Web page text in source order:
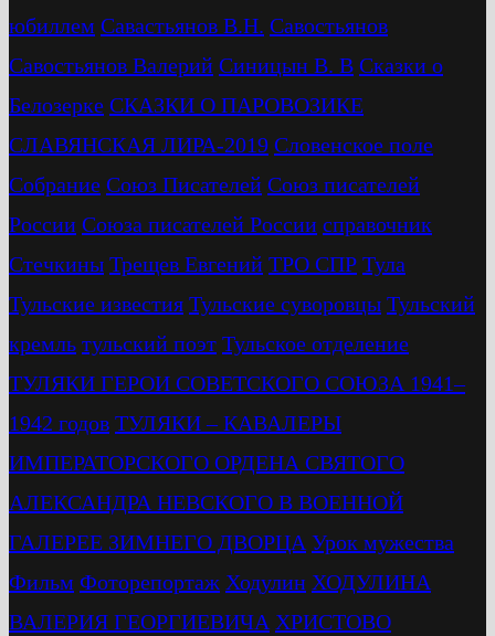
юбиллем Савастьянов В.Н. Савостьянов
Савостьянов Валерий Синицын В. В Сказки о
Белозерке СКАЗКИ О ПАРОВОЗИКЕ
СЛАВЯНСКАЯ ЛИРА-2019 Словенское поле
Собрание Союз Писателей Союз писателей
России Союза писателей России справочник
Стечкины Трещев Евгений ТРО СПР Тула
Тульские известия Тульские суворовцы Тульский
кремль тульский поэт Тульское отделение
ТУЛЯКИ ГЕРОИ СОВЕТСКОГО СОЮЗА 1941–
1942 годов ТУЛЯКИ – КАВАЛЕРЫ
ИМПЕРАТОРСКОГО ОРДЕНА СВЯТОГО
АЛЕКСАНДРА НЕВСКОГО В ВОЕННОЙ
ГАЛЕРЕЕ ЗИМНЕГО ДВОРЦА Урок мужества
Фильм Фоторепортаж Ходулин ХОДУЛИНА
ВАЛЕРИЯ ГЕОРГИЕВИЧА ХРИСТОВО